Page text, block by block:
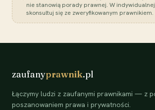
nie stanowią porady prawnej. W
skonsultuj się ze zweryfikowanym prawnikiem.
zaufanyprawnik.pl
Łączymy ludzi z zaufanymi prawnikami — z
poszanowaniem prawa i prywatności.